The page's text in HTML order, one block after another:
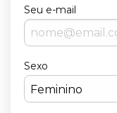
Seu e-mail
Sexo